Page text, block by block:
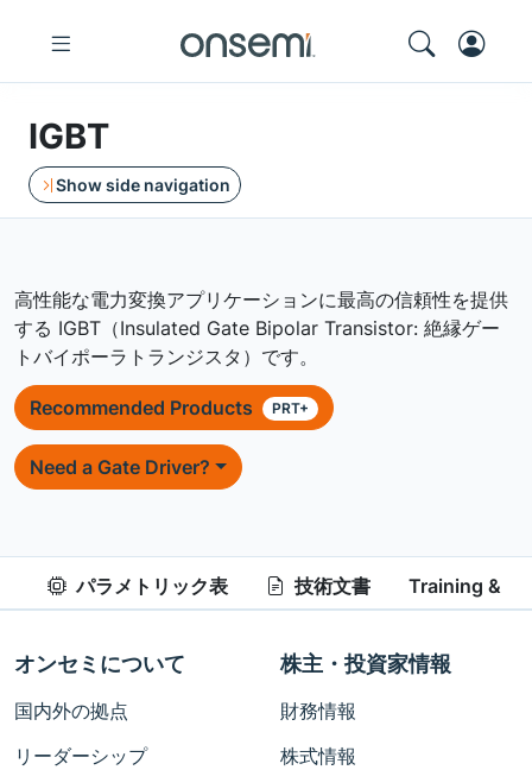
IGBT
Show side navigation
高性能な電力変換アプリケーションに最高の信頼性を提供
する IGBT（Insulated Gate Bipolar Transistor: 絶縁ゲー
トバイポーラトランジスタ）です。
Recommended Products PRT+
Need a Gate Driver?
パラメトリック表 技術文書 Training &
オンセミについて
国内外の拠点
リーダーシップ
株主・投資家情報
財務情報
株式情報